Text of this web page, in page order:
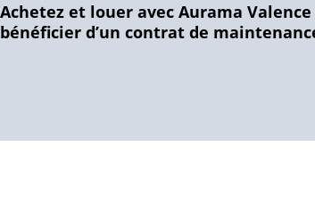
Achetezet louer avec Aurama Valence
bénéficier d’un contrat de